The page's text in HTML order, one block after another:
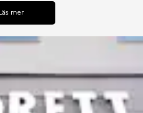
Läs mer